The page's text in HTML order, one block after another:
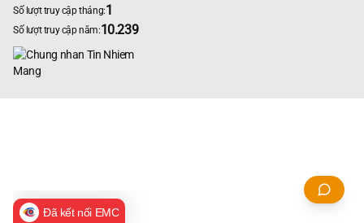
Số lượt truy cập tháng:1
Số lượt truy cập năm:10.239
Đã kết nối EMC